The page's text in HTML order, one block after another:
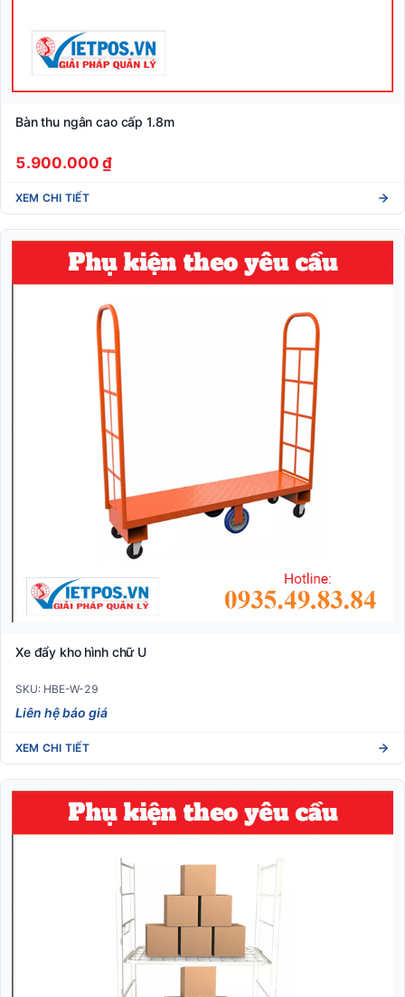
Bàn thu ngân cao cấp 1.8m
5.900.000 ₫
XEM CHI TIẾT
Xe đẩy kho hình chữ U
SKU: HBE-W-29
Liên hệ báo giá
XEM CHI TIẾT